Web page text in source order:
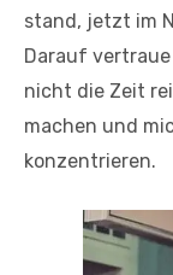
stand, jetzt im
Darauf
nicht die Zeit
machen und
konzentrieren.